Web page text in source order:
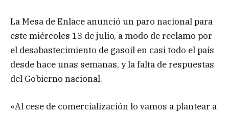
La Mesa de Enlace anunció un paro nacional para
este miércoles 13 de julio, a modo de reclamo por
el desabastecimiento de gasoil en casi todo el país
desde hace unas semanas, y la falta de respuestas
del Gobierno nacional.
«Al cese de comercialización lo vamos a plantear a